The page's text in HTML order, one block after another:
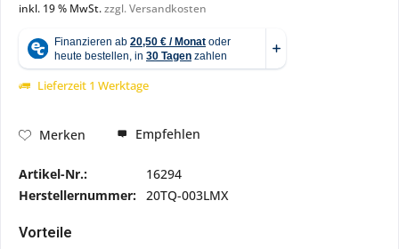
inkl. 19 % MwSt.zzgl. Versandkosten
Lieferzeit 1 Werktage
Merken Empfehlen
Artikel-Nr.:
16294
Herstellernummer: 20TQ-003LMX
Vorteile